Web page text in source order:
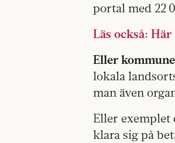
portal med 22
Läs också:
Eller
lokala
man även
Eller exemplet
klara sig på